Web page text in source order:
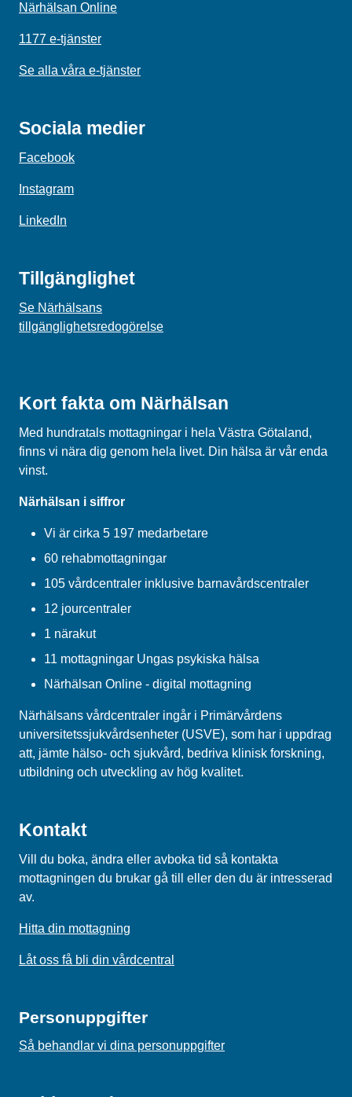
Närhälsan Online
1177 e-tjänster
Se alla våra e-tjänster
Sociala medier
Facebook
Instagram
LinkedIn
Tillgänglighet
Se Närhälsans
tillgänglighetsredogörelse
Kort fakta om Närhälsan
Med hundratals mottagningar i hela Västra Götaland,
finns vi nära dig genom hela livet. Din hälsa är vår enda
vinst.
Närhälsan i siffror
Vi är cirka 5 197 medarbetare
60 rehabmottagningar
105 vårdcentraler inklusive barnavårdscentraler
12 jourcentraler
1 närakut
11 mottagningar Ungas psykiska hälsa
Närhälsan Online - digital mottagning
Närhälsans vårdcentraler ingår i Primärvårdens
universitetssjukvårdsenheter (USVE), som har i uppdrag
att, jämte hälso- och sjukvård, bedriva klinisk forskning,
utbildning och utveckling av hög kvalitet.
Kontakt
Vill du boka, ändra eller avboka tid så kontakta
mottagningen du brukar gå till eller den du är intresserad
av.
Hitta din mottagning
Låt oss få bli din vårdcentral
Personuppgifter
Så behandlar vi dina personuppgifter